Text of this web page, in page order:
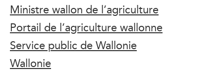
Ministre wallon de l’agriculture
Portail de l’agriculture wallonne
Service public de Wallonie
Wallonie